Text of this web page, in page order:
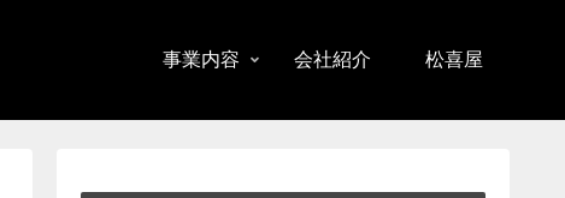
事業内容 会社紹介 松喜屋